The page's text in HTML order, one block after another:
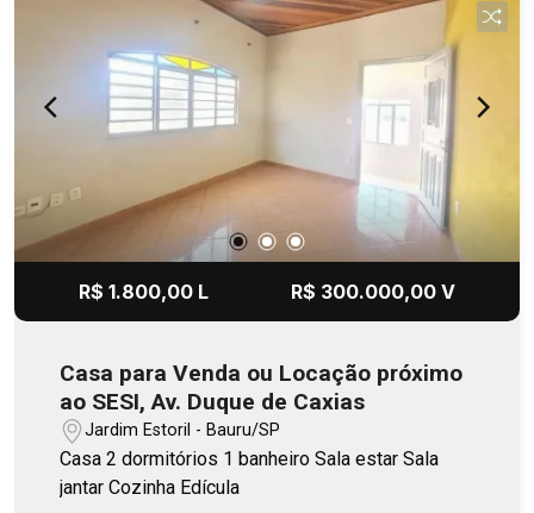
R$ 1.800,00 L R$ 300.000,00 V
Casa para Venda ou Locação próximo
ao SESI, Av. Duque de Caxias
Jardim Estoril - Bauru/SP
Casa 2 dormitórios 1 banheiro Sala estar Sala
jantar Cozinha Edícula